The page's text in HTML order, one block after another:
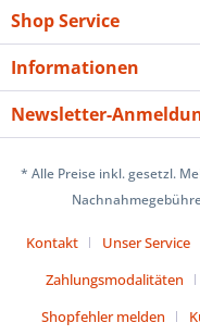
Shop Service
Informationen
Newsletter-
* Alle Preise inkl. gesetzl.
Kontakt Unser Service
Zahlungsmodalitäten
Shopfehler melden